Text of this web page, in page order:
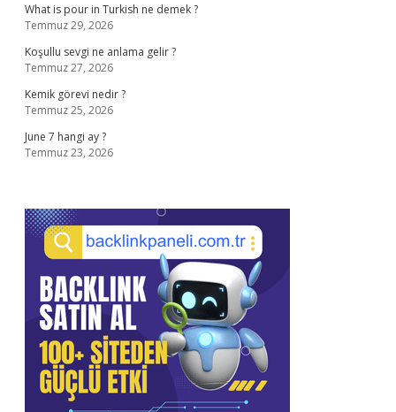
What is pour in Turkish ne demek ?
Temmuz 29, 2026
Koşullu sevgi ne anlama gelir ?
Temmuz 27, 2026
Kemik görevi nedir ?
Temmuz 25, 2026
June 7 hangi ay ?
Temmuz 23, 2026